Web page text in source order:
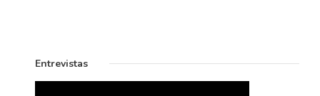
Entrevistas